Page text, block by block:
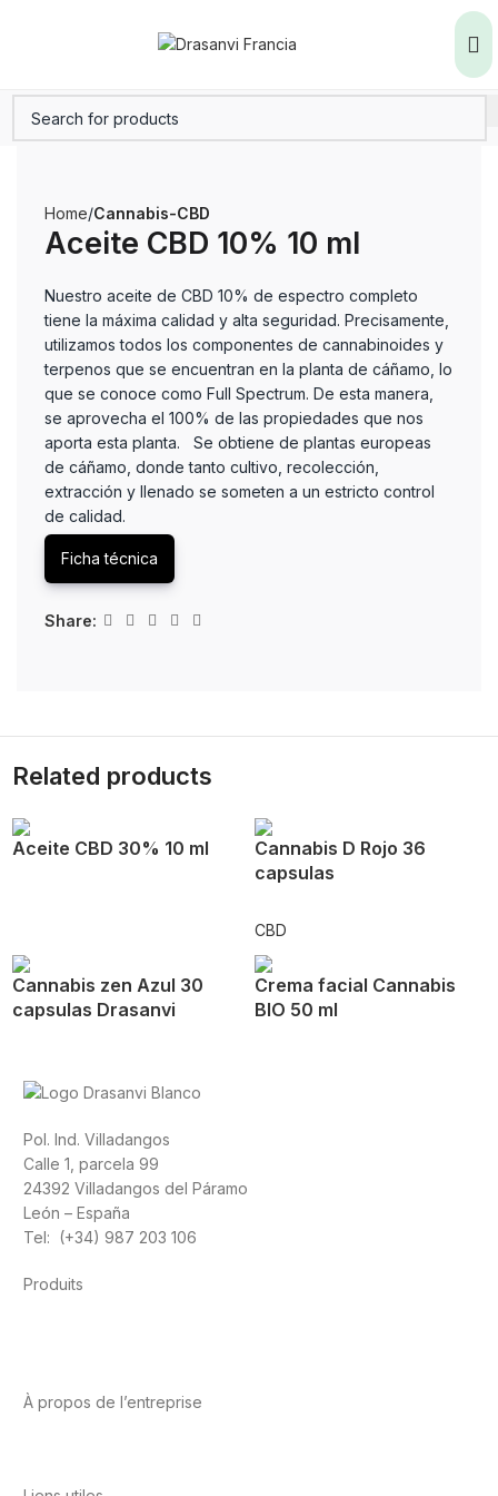
Home Cannabis-CBD
Aceite CBD 10% 10 ml
Nuestro aceite de CBD 10% de espectro completo
tiene la máxima calidad y alta seguridad. Precisamente,
utilizamos todos los componentes de cannabinoides y
terpenos que se encuentran en la planta de cáñamo, lo
que se conoce como Full Spectrum. De esta manera,
se aprovecha el 100% de las propiedades que nos
aporta esta planta. Se obtiene de plantas europeas
de cáñamo, donde tanto cultivo, recolección,
extracción y llenado se someten a un estricto control
de calidad.
Ficha técnica
Share:
Related products
Aceite CBD 30% 10 ml
Cannabis D Rojo 36
capsulas
CBD
Cannabis zen Azul 30
capsulas Drasanvi
Crema facial Cannabis
BIO 50 ml
Pol. Ind. Villadangos
Calle 1, parcela 99
24392 Villadangos del Páramo
León – España
Tel: (+34) 987 203 106
Produits
À propos de l’entreprise